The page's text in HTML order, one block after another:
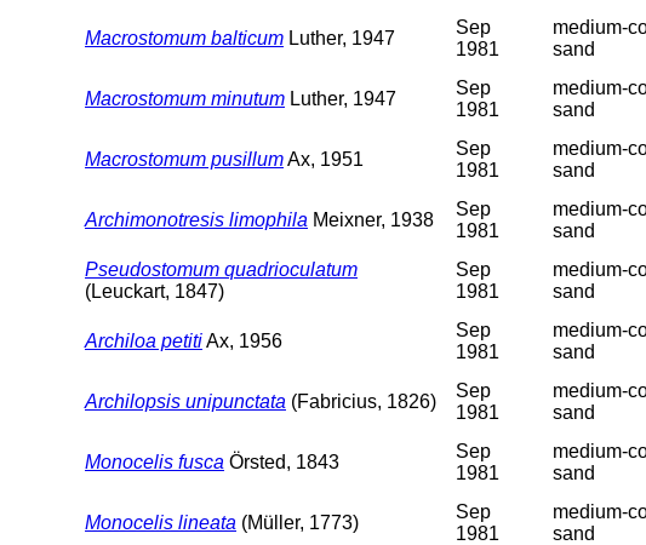
Macrostomum balticum Luther, 1947
Sep
1981
medium-
sand
Macrostomum minutum Luther, 1947
Sep
1981
medium-
sand
Macrostomum pusillumAx, 1951
Sep
1981
medium-
sand
Archimonotresis limophila Meixner, 1938
Sep
1981
medium-
sand
Pseudostomum quadrioculatum
(Leuckart, 1847)
Sep
1981
medium-
sand
Archiloa petitiAx, 1956
Sep
1981
medium-
sand
Archilopsis unipunctata (Fabricius, 1826)
Sep
1981
medium-
sand
Monocelis fusca Örsted, 1843
Sep
1981
medium-
sand
Monocelis lineata (Müller, 1773)
Sep
1981
medium-
sand